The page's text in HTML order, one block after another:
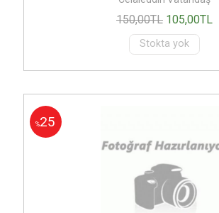
150,00TL 105,00TL
Stokta yok
%25